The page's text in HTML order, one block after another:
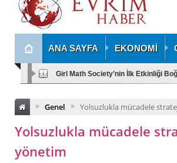
ANA SAYFA EKONOMİ
Girl Math Society’nin İlk Etkinliği
» Genel » Yolsuzlukla mücadele
Yolsuzlukla mücadele
yönetim